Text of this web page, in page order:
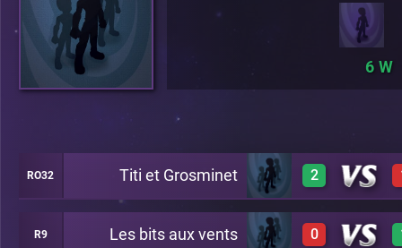
6
RO32 Titi et Grosminet 2
0 A20
R9 Les bits aux vents 0